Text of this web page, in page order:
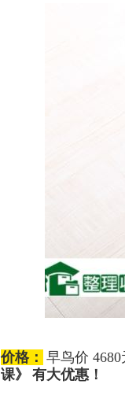
价格： 早鸟价
课》
有大优惠！